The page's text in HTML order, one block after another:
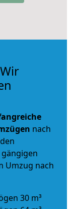
nach
gängigen
Umzug nach
30 m³